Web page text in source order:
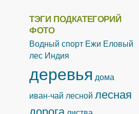
ТЭГИ ПОДКАТЕГОРИЙ
ФОТО
Водный спорт Ежи Еловый
лес Индия
деревья дома
иван-чай лесной лесная
дорога